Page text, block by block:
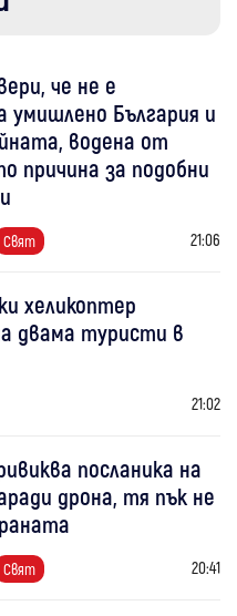
че не е
умишлено България и
водена от
причина за подобни
Свят 21:06
хеликоптер
двама туристи в
21:02
посланика на
дрона, тя пък не
Свят 20:41